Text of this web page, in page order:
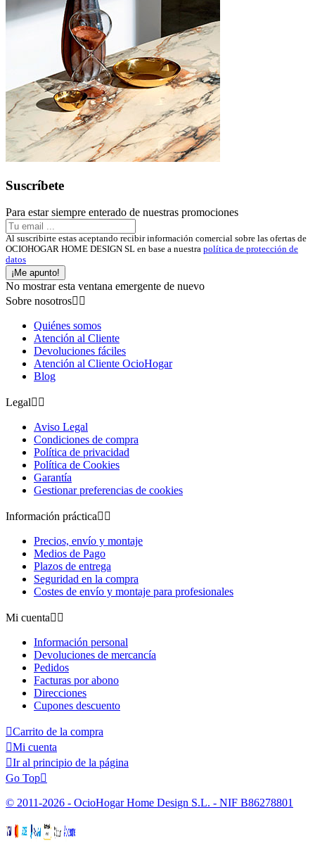
Suscríbete
Para estar siempre enterado de nuestras promociones
Al suscribirte estas aceptando recibir información comercial sobre las ofertas de
OCIOHOGAR HOME DESIGN SL en base a nuestra política de protección de
datos
¡Me apunto!
No mostrar esta ventana emergente de nuevo
Sobre nosotros 
Quiénes somos
Atención al Cliente
Devoluciones fáciles
Atención al Cliente OcioHogar
Blog
Legal 
Aviso Legal
Condiciones de compra
Política de privacidad
Política de Cookies
Garantía
Gestionar preferencias de cookies
Información práctica 
Precios, envío y montaje
Medios de Pago
Plazos de entrega
Seguridad en la compra
Costes de envío y montaje para profesionales
Mi cuenta 
Información personal
Devoluciones de mercancía
Pedidos
Facturas por abono
Direcciones
Cupones descuento
Carrito de la compra
Mi cuenta
Ir al principio de la página
Go Top
© 2011-2026 - OcioHogar Home Design S.L. - NIF B86278801